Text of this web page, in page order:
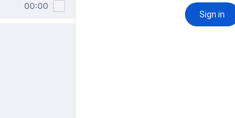
00:00